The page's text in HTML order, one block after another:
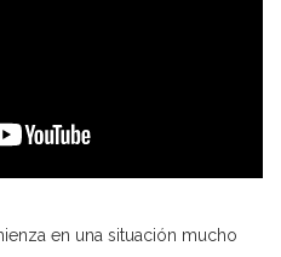
en una situación mucho